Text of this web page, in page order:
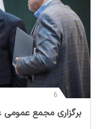
6
‌برگزاری مجمع عمومی